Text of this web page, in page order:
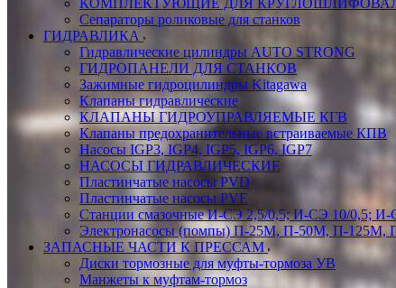
КОМПЛЕКТУЮЩИЕ ДЛЯ
Сепараторы роликовые для станков
ГИДРАВЛИКА
Гидравлические цилиндры AUTO STRONG
ГИДРОПАНЕЛИ ДЛЯ СТАНКОВ
Зажимные гидроцилиндры Kitagawa
Клапаны гидравлические
КЛАПАНЫ ГИДРОУПРАВЛЯЕМЫЕ КГВ
Клапаны предохранительные встраиваемые КПВ
Насосы IGP3, IGP4, IGP5, IGP6, IGP7
НАСОСЫ ГИДРАВЛИЧЕСКИЕ
Пластинчатые насосы PVD
Пластинчатые насосы PVE
Станции смазочные И-СЭ 2,5/0,5; И-СЭ 10/0,5; И-
Электронасосы (помпы) П-25М, П-50М, П-125М,
ЗАПАСНЫЕ ЧАСТИ К ПРЕССАМ
Диски тормозные для муфты-тормоза УВ
Манжеты к муфтам-тормоз